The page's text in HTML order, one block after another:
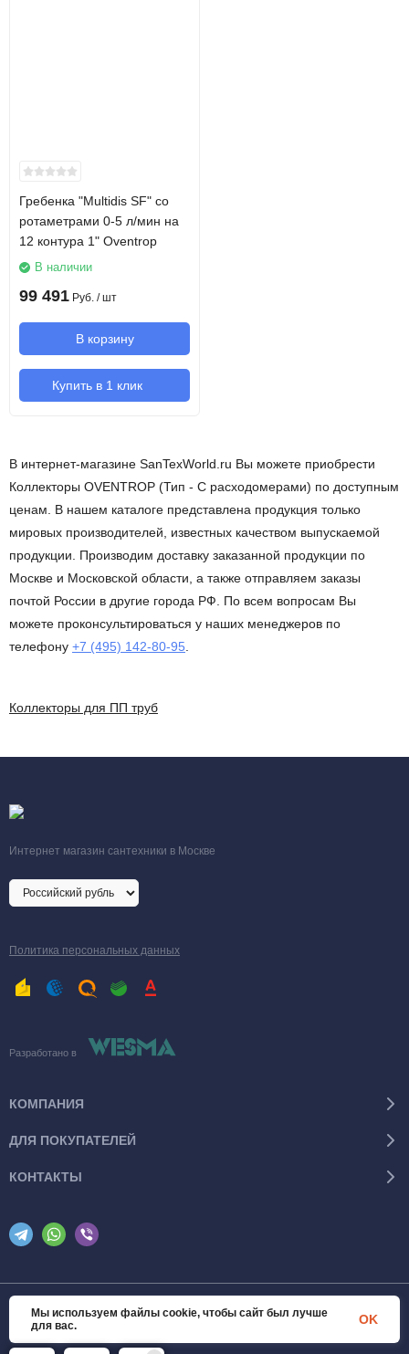
Гребенка "Multidis SF" со
ротаметрами 0-5 л/мин на
12 контура 1" Oventrop
В наличии
99 491 Руб. / шт
В корзину
Купить в 1 клик
В интернет-магазине SanTexWorld.ru Вы можете приобрести
Коллекторы OVENTROP (Тип - С расходомерами) по доступным
ценам. В нашем каталоге представлена продукция только
мировых производителей, известных качеством выпускаемой
продукции. Производим доставку заказанной продукции по
Москве и Московской области, а также отправляем заказы
почтой России в другие города РФ. По всем вопросам Вы
можете проконсультироваться у наших менеджеров по
телефону +7 (495) 142-80-95
Коллекторы для ПП труб
Интернет магазин сантехники в Москве
Политика персональных данных
Разработано в
КОМПАНИЯ
ДЛЯ ПОКУПАТЕЛЕЙ
КОНТАКТЫ
© 2026 SanTexWorld. Все права защищены
Мы используем файлы cookie, чтобы сайт был лучше
для вас.
OK